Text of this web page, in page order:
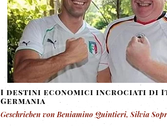
I destini economici incrociati di
Germania
Geschrieben von Beniamino Quintieri, Silvia